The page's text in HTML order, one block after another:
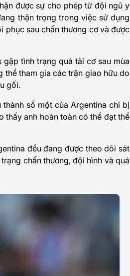
được sự cho phép từ đội ngũ y
thận trọng trong việc sử dụng
phục sau chấn thương cơ và được
tình trạng quá tải cơ sau mùa
thể tham gia các trận giao hữu do
gối.
số một của Argentina chỉ bị
thấy anh hoàn toàn có thể đạt thể
đều đang được theo dõi sát
chấn thương, đội hình và quá